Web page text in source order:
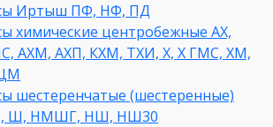
Иртыш ПФ, НФ, ПД
химические центробежные АХ,
АХМ, АХП, КХМ, ТХИ, Х, Х ГМС, ХМ,
шестеренчатые (шестеренные)
Ш, НМШГ, НШ, НШ30